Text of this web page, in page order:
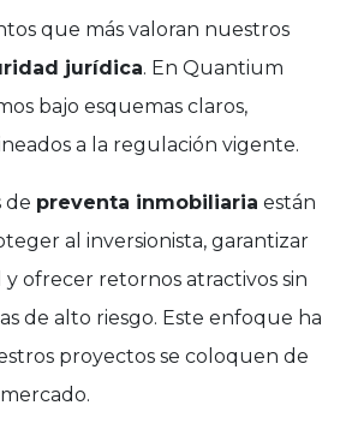
que más valoran nuestros
jurídica. En Quantium
bajo esquemas claros,
a la regulación vigente.
de preventa inmobiliaria están
al inversionista, garantizar
ofrecer retornos atractivos sin
de alto riesgo. Este enfoque ha
proyectos se coloquen de